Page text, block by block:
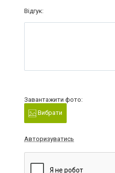
Відгук:
Завантажити фото:
Вибрати
Авторизуватись